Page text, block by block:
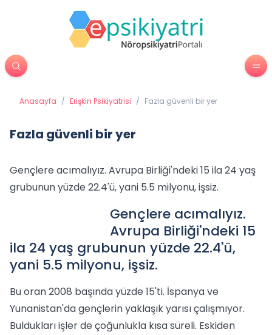
Anasayfa / Erişkin Psikiyatrisi / Fazla güvenli bir yer
Fazla güvenli bir yer
Gençlere acımalıyız. Avrupa Birliği'ndeki 15 ila 24 yaş
grubunun yüzde 22.4'ü, yani 5.5 milyonu, işsiz.
Gençlere acımalıyız.
Avrupa Birliği'ndeki 15
ila 24 yaş grubunun yüzde 22.4'ü,
yani 5.5 milyonu, işsiz.
Bu oran 2008 başında yüzde 15'ti. İspanya ve
Yunanistan'da gençlerin yaklaşık yarısı çalışmıyor.
Buldukları işler de çoğunlukla kısa süreli. Eskiden